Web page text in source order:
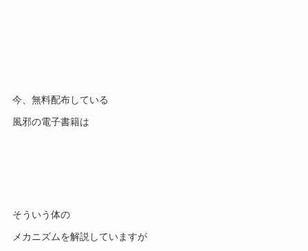
今、無料配布している
風邪の電子書籍は
そういう体の
メカニズムを解説していますが